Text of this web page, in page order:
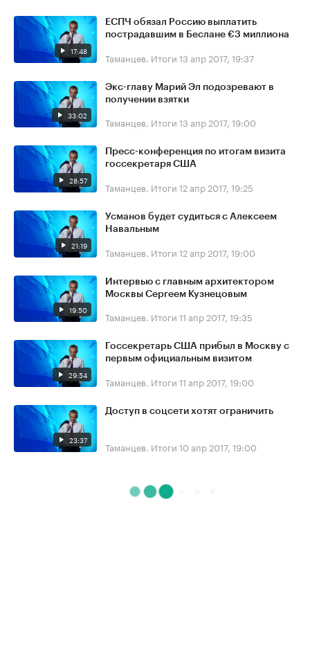
17:48
ЕСПЧ обязал Россию выплатить
пострадавшим в Беслане €3 миллиона
Таманцев. Итоги 13 апр 2017, 19:37
33:02
Экс-главу Марий Эл подозревают в
получении взятки
Таманцев. Итоги 13 апр 2017, 19:00
28:57
Пресс-конференция по итогам визита
госсекретаря США
Таманцев. Итоги 12 апр 2017, 19:25
21:19
Усманов будет судиться с Алексеем
Навальным
Таманцев. Итоги 12 апр 2017, 19:00
19:50
Интервью с главным архитектором
Москвы Сергеем Кузнецовым
Таманцев. Итоги 11 апр 2017, 19:35
29:54
Госсекретарь США прибыл в Москву с
первым официальным визитом
Таманцев. Итоги 11 апр 2017, 19:00
23:37
Доступ в соцсети хотят ограничить
Таманцев. Итоги 10 апр 2017, 19:00